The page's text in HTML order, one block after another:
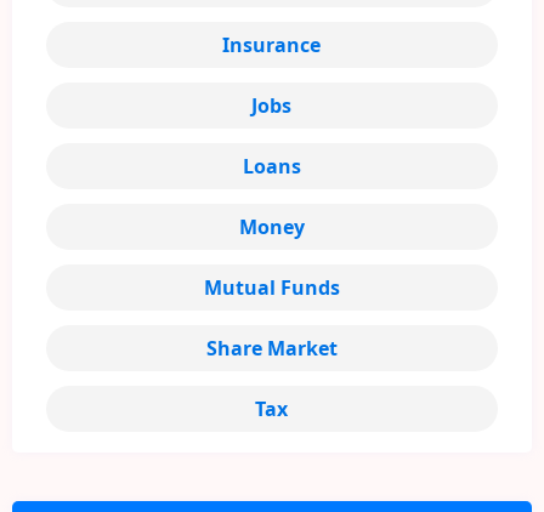
Insurance
Jobs
Loans
Money
Mutual Funds
Share Market
Tax